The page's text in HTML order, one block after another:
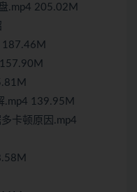
.mp4 205.02M
187.46M
.mp4 139.95M
卡顿原因.mp4